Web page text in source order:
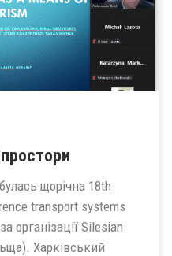
щорічна 18th
transport systems
організації Silesian
Харківський